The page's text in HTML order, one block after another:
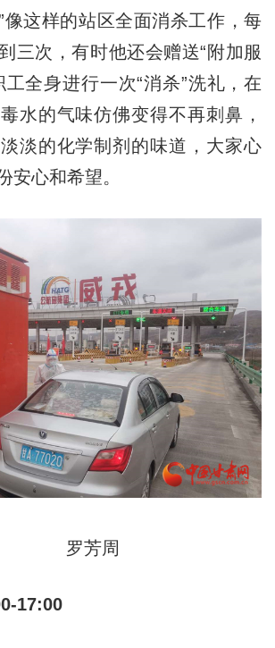
像这样的站区全面消杀工作，每
三次，有时他还会赠送“附加服
工全身进行一次“消杀”洗礼，在
水的气味仿佛变得不再刺鼻，
淡的化学制剂的味道，大家心
安心和希望。
罗芳周
17:00